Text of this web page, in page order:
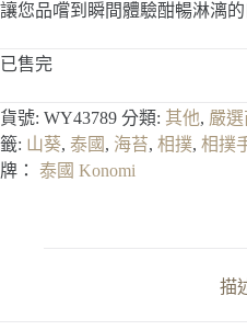
讓您品嚐到瞬間體驗酣暢淋漓的
已售完
貨號: WY43789 分類: 其他, 嚴
籤: 山葵, 泰國 , 海苔, 相撲, 相撲
牌： 泰國 Konomi
描